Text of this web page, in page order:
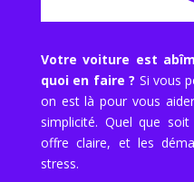
Votre voiture est
quoi en faire ? Si vous
on est là pour vous
simplicité. Quel que
offre claire, et les
stress.